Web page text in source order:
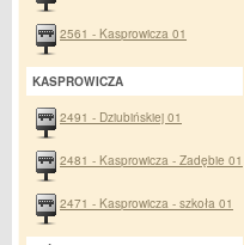
2561 - Kasprowicza 01
KASPROWICZA
2491 - Dziubińskiej 01
2481 - Kasprowicza - Zadębie 01
2471 - Kasprowicza - szkoła 01